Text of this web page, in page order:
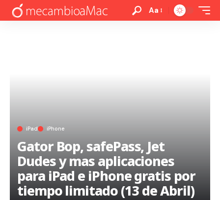
Aa
iPad iPhone
Gator Bop, safePass, Jet
Dudes y mas aplicaciones
para iPad e iPhone gratis por
tiempo limitado (13 de Abril)